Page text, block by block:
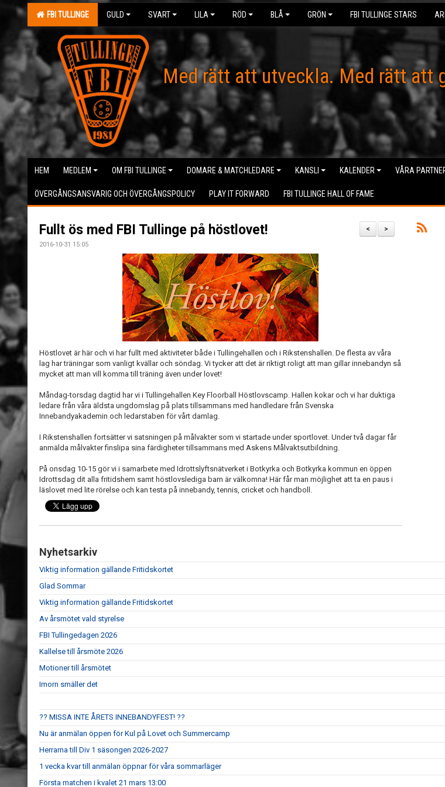
FBI TULLINGE GULD SVART LILA RÖD BLÅ GRÖN FBI TULLINGE STARS
Med rätt att utveckla. Med rätt att
HEM MEDLEM OM FBI TULLINGE DOMARE & MATCHLEDARE KANSLI KALENDER VÅRA
ÖVERGÅNGSANSVARIG OCH ÖVERGÅNGSPOLICY PLAY IT FORWARD FBI TULLINGE HALL OF FAME
>
<
Fullt ös med FBI Tullinge på höstlovet!
2016-10-31 15:05
Höstlovet är här och vi har fullt med aktiviteter både i Tullingehallen och i Rikstenshallen. De flesta av våra
lag har träningar som vanligt kvällar och söndag. Vi tycker att det är riktigt roligt att man gillar innebandyn så
mycket att man vill komma till träning även under lovet!
Måndag-torsdag dagtid har vi i Tullingehallen Key Floorball Höstlovscamp. Hallen kokar och vi har duktiga
ledare från våra äldsta ungdomslag på plats tillsammans med handledare från Svenska
Innebandyakademin och ledarstaben för vårt damlag.
I Rikstenshallen fortsätter vi satsningen på målvakter som vi startade under sportlovet. Under två dagar får
anmälda målvakter finslipa sina färdigheter tillsammans med Askens Målvaktsutbildning.
På onsdag 10-15 gör vi i samarbete med Idrottslyftsnätverket i Botkyrka och Botkyrka kommun en öppen
Idrottsdag dit alla fritidshem samt höstlovslediga barn är välkomna! Här får man möjlighet att ta en paus i
läslovet med lite rörelse och kan testa på innebandy, tennis, cricket och handboll.
Nyhetsarkiv
Viktig information gällande Fritidskortet
Glad Sommar
Viktig information gällande Fritidskortet
Av årsmötet vald styrelse
FBI Tullingedagen 2026
Kallelse till årsmöte 2026
Motioner till årsmötet
Imorn smäller det
?? MISSA INTE ÅRETS INNEBANDYFEST! ??
Nu är anmälan öppen för Kul på Lovet och Summercamp
Herrarna till Div 1 säsongen 2026-2027
1 vecka kvar till anmälan öppnar för våra sommarläger
Första matchen i kvalet 21 mars 13:00